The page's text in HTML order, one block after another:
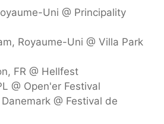
Uni @ Principality
Royaume-Uni @ Villa Park
FR @ Hellfest
@ Open'er Festival
@ Festival de